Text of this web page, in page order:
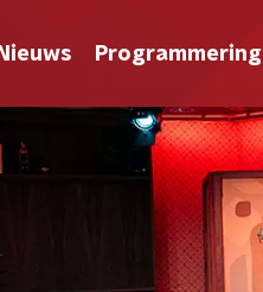
Nieuws Programmering